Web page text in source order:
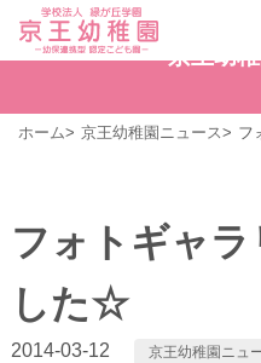
京王幼
ホーム 京王幼稚園ニュース フ
フォトギャラ
した☆
2014-03-12 京王幼稚園ニュ